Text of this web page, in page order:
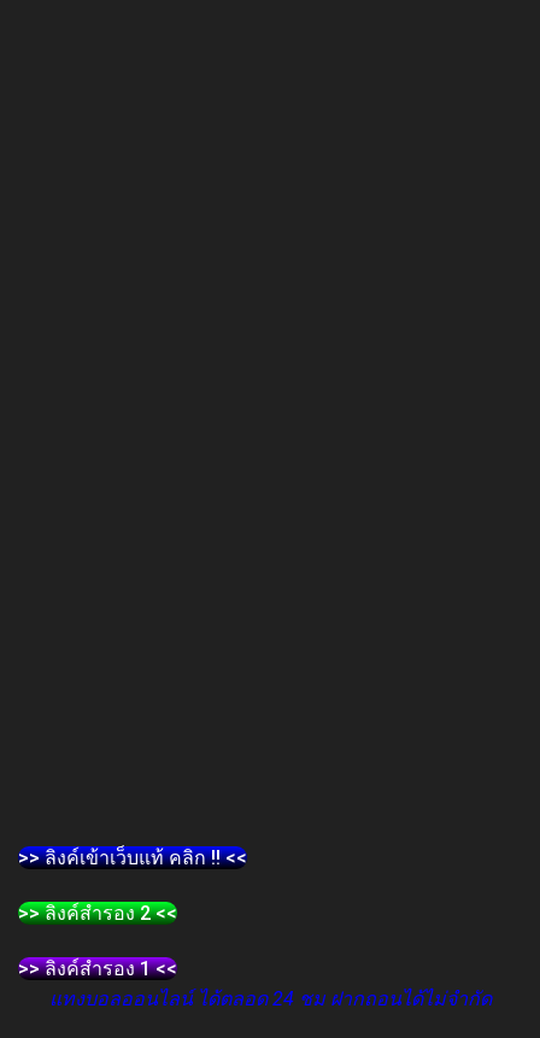
>> ลิงค์เข้าเว็บแท้ คลิก !! <<
>> ลิงค์สำรอง 2 <<
>> ลิงค์สำรอง 1 <<
แทงบอลออนไลน์ ได้ตลอด 24 ชม ฝากถอนได้ไม่จำกัด